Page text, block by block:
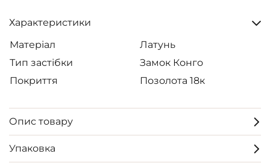
Характеристики
Матеріал
Латунь
Тип застібки
Замок Конго
Покриття
Позолота 18к
Опис товару
Упаковка